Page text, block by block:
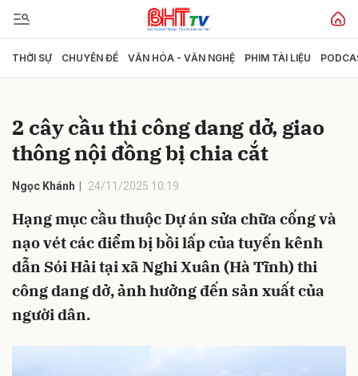
THỜI SỰ CHUYÊN ĐỀ VĂN HÓA - VĂN NGHỆ PHIM TÀI LIỆU
2 cây cầu thi công dang dở, giao
thông nội đồng bị chia cắt
Ngọc Khánh 24/11/2025 10:19
Hạng mục cầu thuộc Dự án sửa chữa cống và
nạo vét các điểm bị bồi lấp của tuyến kênh
dẫn Sói Hải tại xã Nghi Xuân (Hà Tĩnh) thi
công dang dở, ảnh hưởng đến sản xuất của
người dân.
Gửi bình luận
Hủy Gửi